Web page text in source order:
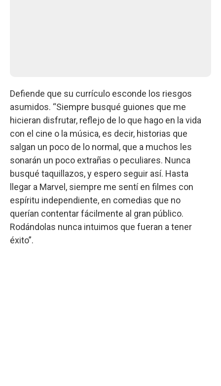
Defiende que su currículo esconde los riesgos
asumidos. “Siempre busqué guiones que me
hicieran disfrutar, reflejo de lo que hago en la vida
con el cine o la música, es decir, historias que
salgan un poco de lo normal, que a muchos les
sonarán un poco extrañas o peculiares. Nunca
busqué taquillazos, y espero seguir así. Hasta
llegar a Marvel, siempre me sentí en filmes con
espíritu independiente, en comedias que no
querían contentar fácilmente al gran público.
Rodándolas nunca intuimos que fueran a tener
éxito”.